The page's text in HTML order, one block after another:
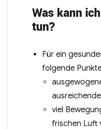
Was kann
tun?
Für ein
folgende
viel
frischen Luft